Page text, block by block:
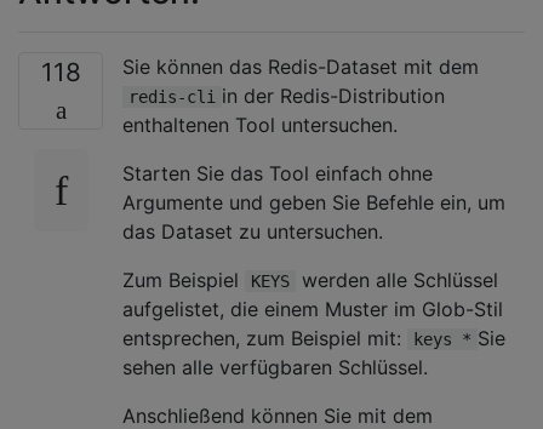
118 Sie können das Redis-Dataset mit dem
redis-cli in der Redis-Distribution
enthaltenen Tool untersuchen.
Starten Sie das Tool einfach ohne
Argumente und geben Sie Befehle ein, um
das Dataset zu untersuchen.
Zum Beispiel
KEYS
werden alle Schlüssel
aufgelistet, die einem Muster im Glob-Stil
entsprechen, zum Beispiel mit:
keys * Sie
sehen alle verfügbaren Schlüssel.
Anschließend können Sie mit dem